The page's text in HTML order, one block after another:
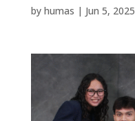
by humas | Jun 5, 2025